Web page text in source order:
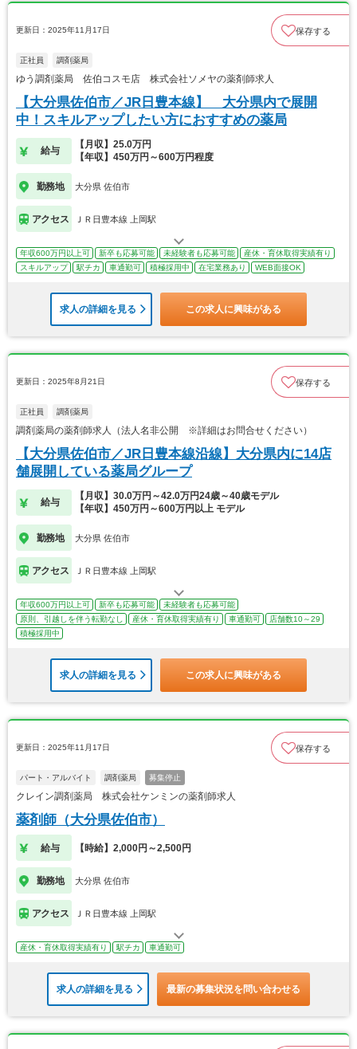
更新日：2025年11月17日 保存する
正社員 調剤薬局
ゆう調剤薬局 佐伯コスモ店 株式会社ソメヤの薬剤師求人
【大分県佐伯市／JR日豊本線】 大分県内で展開
中！スキルアップしたい方におすすめの薬局
給与
【月収】25.0万円
【年収】450万円～600万円程度
勤務地 大分県 佐伯市
アクセス ＪＲ日豊本線 上岡駅
年収600万円以上可 新卒も応募可能 未経験者も応募可能
産休・育休取得実績有り
スキルアップ
駅チカ 車通勤可 積極採用中 在宅業務あり WEB面接OK
求人の詳細を見る この求人に興味がある
更新日：2025年8月21日 保存する
正社員 調剤薬局
調剤薬局の薬剤師求人（法人名非公開 ※詳細はお問合せください）
【大分県佐伯市／JR日豊本線沿線】大分県内に14店
舗展開している薬局グループ
給与
【月収】30.0万円～42.0万円24歳～40歳モデル
【年収】450万円～600万円以上 モデル
勤務地 大分県 佐伯市
アクセス ＪＲ日豊本線 上岡駅
年収600万円以上可 新卒も応募可能
未経験者も応募可能
原則、引越しを伴う転勤なし
産休・育休取得実績有り 車通勤可
店舗数10～29
積極採用中
求人の詳細を見る この求人に興味がある
更新日：2025年11月17日 保存する
パート・アルバイト 調剤薬局 募集停止
クレイン調剤薬局 株式会社ケンミンの薬剤師求人
薬剤師（大分県佐伯市）
給与 【時給】2,000円～2,500円
勤務地 大分県 佐伯市
アクセス ＪＲ日豊本線 上岡駅
産休・育休取得実績有り 駅チカ 車通勤可
求人の詳細を見る 最新の募集状況を問い合わせる